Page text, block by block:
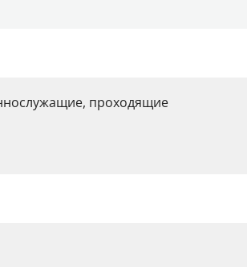
проходящие